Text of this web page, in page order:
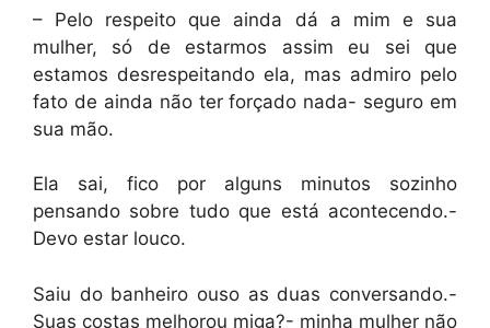
– Pelo respeito que ainda dá a mim e sua
mulher, só de estarmos assim eu sei que
estamos desrespeitando ela, mas admiro pelo
fato de ainda não ter forçado nada- seguro em
sua mão.
Ela sai, fico por alguns minutos sozinho
pensando sobre tudo que está acontecendo.-
Devo estar louco.
Saiu do banheiro ouso as duas conversando.-
Suas costas melhorou miga?- minha mulher não